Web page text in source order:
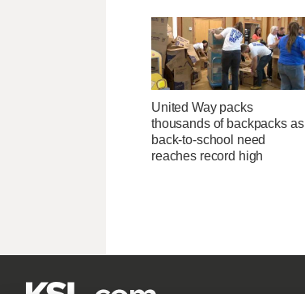
United Way packs
thousands of backpacks as
back-to-school need
reaches record high